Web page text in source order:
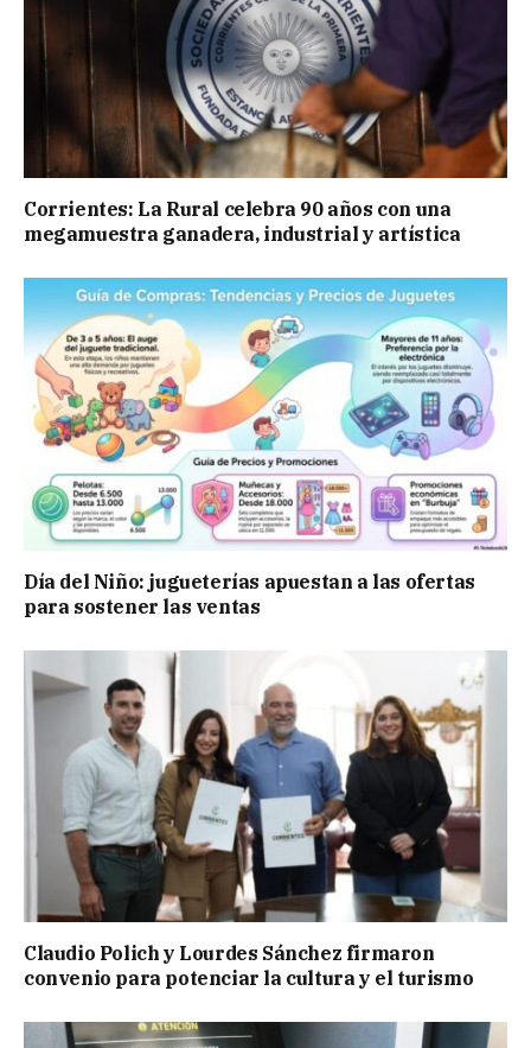
Corrientes: La Rural celebra 90 años con una
megamuestra ganadera, industrial y artística
Día del Niño: jugueterías apuestan a las ofertas
para sostener las ventas
Claudio Polich y Lourdes Sánchez firmaron
convenio para potenciar la cultura y el turismo